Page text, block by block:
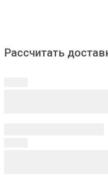
Рассчитать